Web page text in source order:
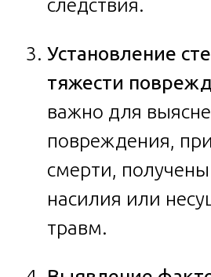
следствия.
Установление
тяжести
важно для
повреждения,
смерти, получены
насилия или
травм.